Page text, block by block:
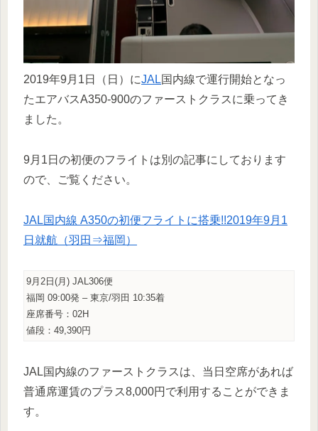
2019年9月1日（日）にJAL国内線で運行開始となっ
たエアバスA350-900のファーストクラスに乗ってき
ました。
9月1日の初便のフライトは別の記事にしております
ので、ご覧ください。
JAL国内線 A350の初便フライトに搭乗!!2019年9月1
日就航（羽田⇒福岡）
9月2日(月) JAL306便
福岡 09:00発 – 東京/羽田 10:35着
座席番号：02H
値段：49,390円
JAL国内線のファーストクラスは、当日空席があれば
普通席運賃のプラス8,000円で利用することができま
す。